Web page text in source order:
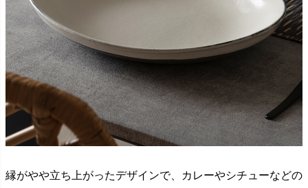
縁がやや立ち上がったデザインで、カレーやシチューなどの